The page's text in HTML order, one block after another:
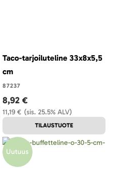
Taco-tarjoiluteline 33x8x5,5
cm
87237
(sis. 25.5% ALV)
11,19 €
8,92 €
TILAUSTUOTE
Uutuus